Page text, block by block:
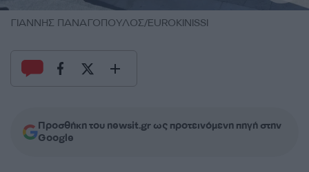
ΓΙΑΝΝΗΣ ΠΑΝΑΓΟΠΟΥΛΟΣ/EUROKINISSI
Προσθήκη του newsit.gr ως προτεινόμενη πηγή στην
Google